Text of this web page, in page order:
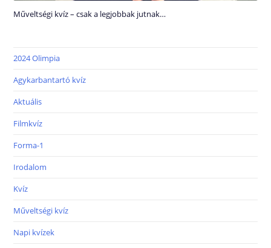
Műveltségi kvíz – csak a legjobbak jutnak…
2024 Olimpia
Agykarbantartó kvíz
Aktuális
Filmkvíz
Forma-1
Irodalom
Kvíz
Műveltségi kvíz
Napi kvízek